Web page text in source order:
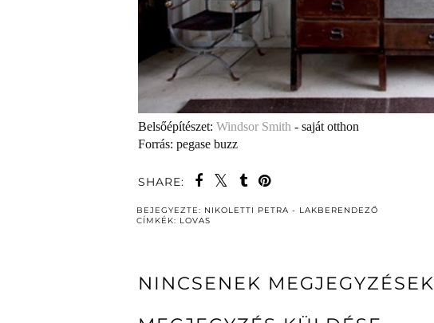
Belsőépítészet: Windsor Smith - saját otthon
Forrás: pegase buzz
SHARE:
BEJEGYEZTE: NIKOLETTI PETRA - LAKBERENDEZŐ
CÍMKÉK: LOVAS
NINCSENEK MEGJEGYZÉSEK